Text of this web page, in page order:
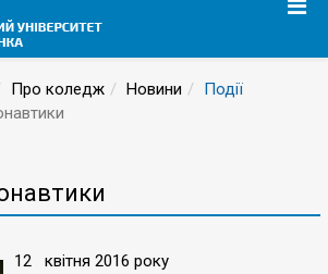
Про коледж Новини
Події
12 квітня 2016 року